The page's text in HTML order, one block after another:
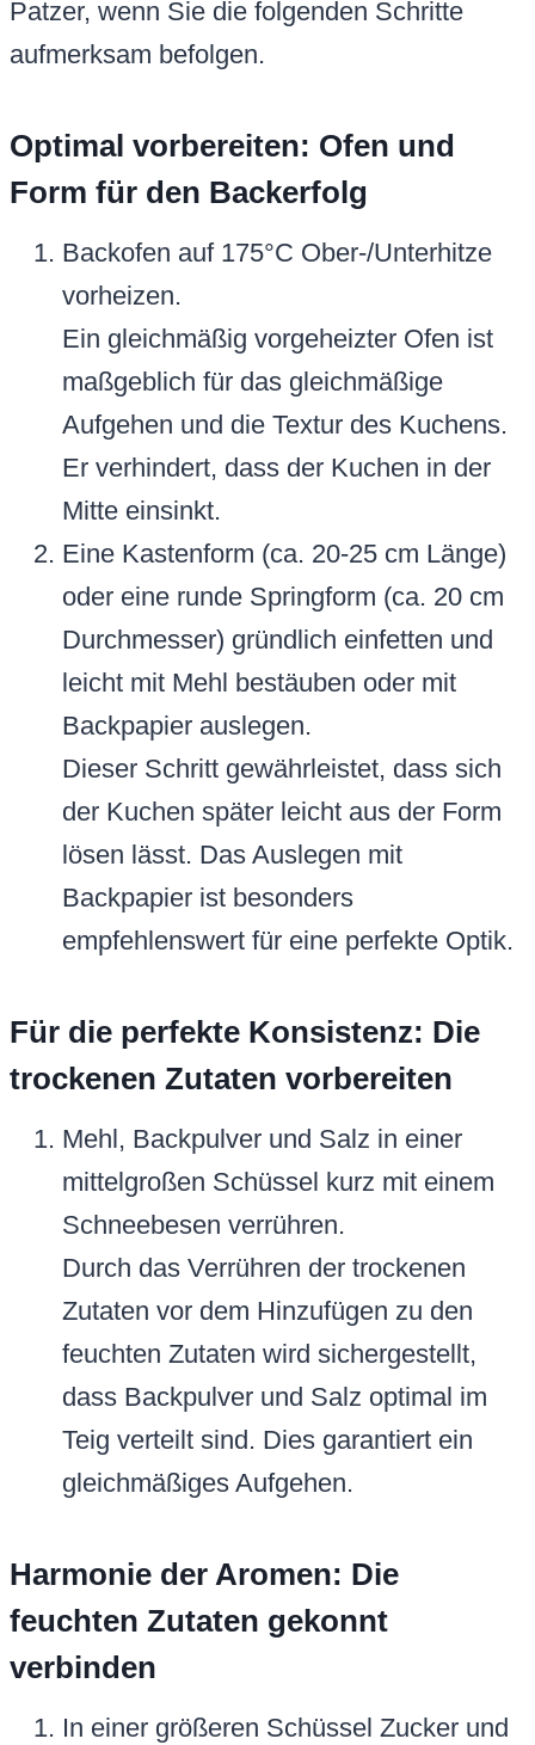
Patzer, wenn Sie die folgenden Schritte
aufmerksam befolgen.
Optimal vorbereiten: Ofen und
Form für den Backerfolg
Backofen auf 175°C Ober-/Unterhitze
vorheizen.
Ein gleichmäßig vorgeheizter Ofen ist
maßgeblich für das gleichmäßige
Aufgehen und die Textur des Kuchens.
Er verhindert, dass der Kuchen in der
Mitte einsinkt.
Eine Kastenform (ca. 20-25 cm Länge)
oder eine runde Springform (ca. 20 cm
Durchmesser) gründlich einfetten und
leicht mit Mehl bestäuben oder mit
Backpapier auslegen.
Dieser Schritt gewährleistet, dass sich
der Kuchen später leicht aus der Form
lösen lässt. Das Auslegen mit
Backpapier ist besonders
empfehlenswert für eine perfekte Optik.
Für die perfekte Konsistenz: Die
trockenen Zutaten vorbereiten
Mehl, Backpulver und Salz in einer
mittelgroßen Schüssel kurz mit einem
Schneebesen verrühren.
Durch das Verrühren der trockenen
Zutaten vor dem Hinzufügen zu den
feuchten Zutaten wird sichergestellt,
dass Backpulver und Salz optimal im
Teig verteilt sind. Dies garantiert ein
gleichmäßiges Aufgehen.
Harmonie der Aromen: Die
feuchten Zutaten gekonnt
verbinden
In einer größeren Schüssel Zucker und